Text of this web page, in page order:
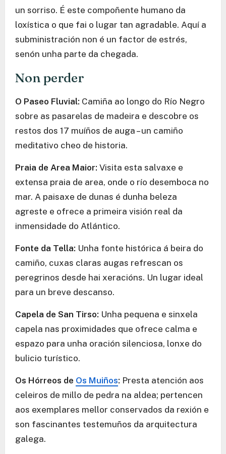
un sorriso. É este compoñente humano da
loxística o que fai o lugar tan agradable. Aquí a
subministración non é un factor de estrés,
senón unha parte da chegada.
Non perder
O Paseo Fluvial: Camiña ao longo do Río Negro
sobre as pasarelas de madeira e descobre os
restos dos 17 muíños de auga – un camiño
meditativo cheo de historia.
Praia de Area Maior: Visita esta salvaxe e
extensa praia de area, onde o río desemboca no
mar. A paisaxe de dunas é dunha beleza
agreste e ofrece a primeira visión real da
inmensidade do Atlántico.
Fonte da Tella: Unha fonte histórica á beira do
camiño, cuxas claras augas refrescan os
peregrinos desde hai xeracións. Un lugar ideal
para un breve descanso.
Capela de San Tirso: Unha pequena e sinxela
capela nas proximidades que ofrece calma e
espazo para unha oración silenciosa, lonxe do
bulicio turístico.
Os Hórreos de Os Muiños: Presta atención aos
celeiros de millo de pedra na aldea; pertencen
aos exemplares mellor conservados da rexión e
son fascinantes testemuños da arquitectura
galega.